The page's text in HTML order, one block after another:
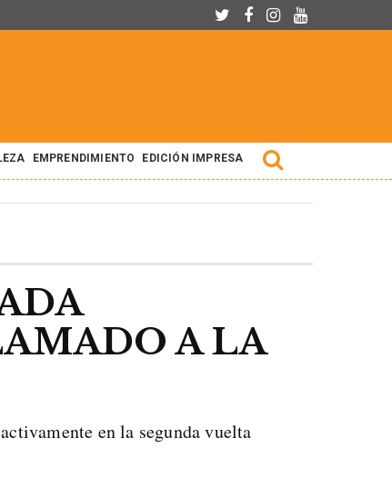
EMPRENDIMIENTO EDICIÓN IMPRESA
A LA
en la segunda vuelta